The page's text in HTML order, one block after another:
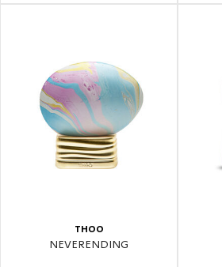
THOO
NEVERENDING